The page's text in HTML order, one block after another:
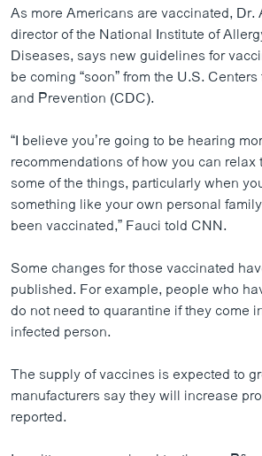
As more Americans are vaccinated, Dr.
director of the National Institute of
Diseases, says new guidelines for
be coming “soon” from the U.S.
and Prevention (CDC).
“I believe you’re going to be hearing
recommendations of how you can relax
some of the things, particularly when
something like your own personal
been vaccinated,” Fauci told CNN.
Some changes for those vaccinated
published. For example, people who
do not need to quarantine if they come
infected person.
The supply of vaccines is expected to
manufacturers say they will increase
reported.